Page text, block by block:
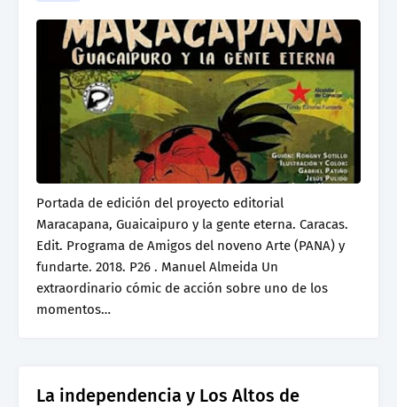
Portada de edición del proyecto editorial
Maracapana, Guaicaipuro y la gente eterna. Caracas.
Edit. Programa de Amigos del noveno Arte (PANA) y
fundarte. 2018. P26 . Manuel Almeida Un
extraordinario cómic de acción sobre uno de los
momentos…
La independencia y Los Altos de